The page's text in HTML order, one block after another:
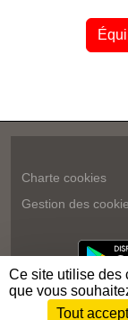
Charte cookies
Gestion des
Envie de
Ce site utilise des
que vous
Tout